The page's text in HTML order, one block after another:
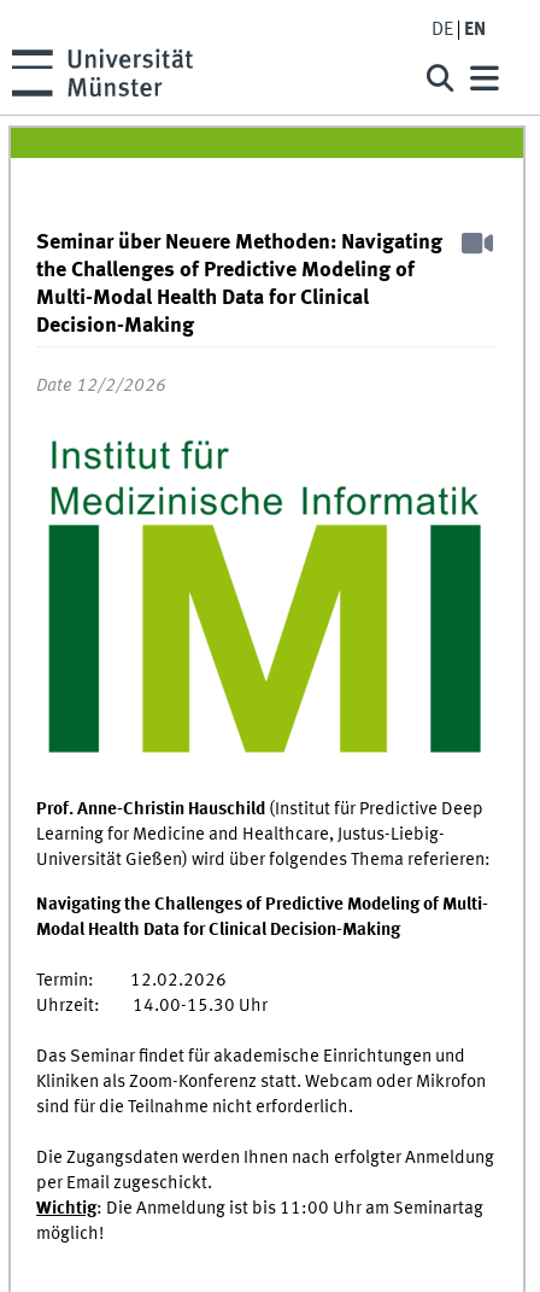
DE EN
Seminar über Neuere Methoden: Navigating
the Challenges of Predictive Modeling of
Multi-Modal Health Data for Clinical
Decision-Making
Date 12/2/2026
Prof. Anne-Christin Hauschild (Institut für Predictive Deep
Learning for Medicine and Healthcare, Justus-Liebig-
Universität Gießen) wird über folgendes Thema referieren:
Navigating the Challenges of Predictive Modeling of Multi-
Modal Health Data for Clinical Decision-Making
Termin: 12.02.2026
Uhrzeit: 14.00-15.30 Uhr
Das Seminar findet für akademische Einrichtungen und
Kliniken als Zoom-Konferenz statt. Webcam oder Mikrofon
sind für die Teilnahme nicht erforderlich.
Die Zugangsdaten werden Ihnen nach erfolgter Anmeldung
per Email zugeschickt.
Wichtig: Die Anmeldung ist bis 11:00 Uhr am Seminartag
möglich!